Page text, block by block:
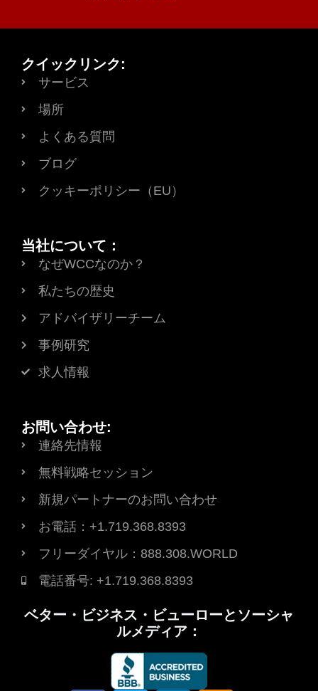
クイックリンク:
サービス
場所
よくある質問
ブログ
クッキーポリシー（EU）
当社について：
なぜWCCなのか？
私たちの歴史
アドバイザリーチーム
事例研究
求人情報
お問い合わせ:
連絡先情報
無料戦略セッション
新規パートナーのお問い合わせ
お電話：+1.719.368.8393
フリーダイヤル：888.308.WORLD
電話番号: +1.719.368.8393
ベター・ビジネス・ビューローとソーシャ
ルメディア：